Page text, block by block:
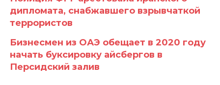
дипломата, снабжавшего взрывчаткой
террористов
Бизнесмен из ОАЭ обещает в 2020 году
начать буксировку айсбергов в
Персидский залив